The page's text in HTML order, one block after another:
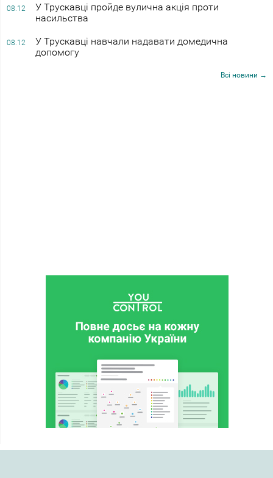
08.12
У Трускавці пройде вулична акція проти
насильства
08.12
У Трускавці навчали надавати домедична
допомогу
Всі новини →